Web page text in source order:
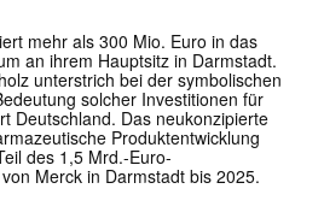
mehr als 300 Mio. Euro in das
an ihrem Hauptsitz in Darmstadt.
unterstrich bei der symbolischen
solcher Investitionen für
Deutschland. Das neukonzipierte
Produktentwicklung
des 1,5 Mrd.-Euro-
Merck in Darmstadt bis 2025.